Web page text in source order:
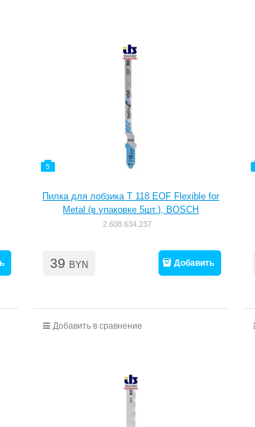
5
Пилка для лобзика T 118 EOF Flexible for
Metal (в упаковке 5шт.), BOSCH
2.608.634.237
39 BYN Добавить
Добавить в сравнение